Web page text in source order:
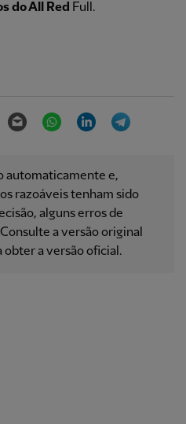
do All Red Full.
Email WhatsAppLinkedIn
automaticamente e,
razoáveis ​​tenham sido
alguns erros de
a versão original
obter a versão oficial.